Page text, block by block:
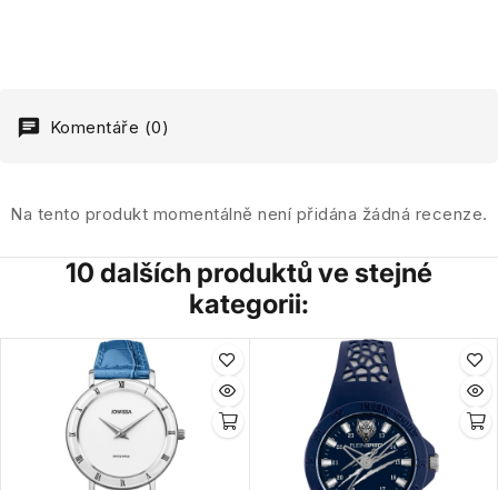
Komentáře (0)
Na tento produkt momentálně není přidána žádná recenze.
10 dalších produktů ve stejné
kategorii: